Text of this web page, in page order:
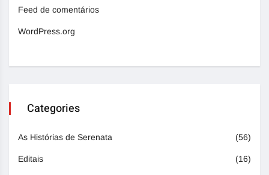
Feed de comentários
WordPress.org
Categories
As Histórias de Serenata (56)
Editais (16)